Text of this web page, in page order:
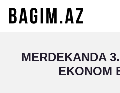
MERDEKANDA
EKONOM